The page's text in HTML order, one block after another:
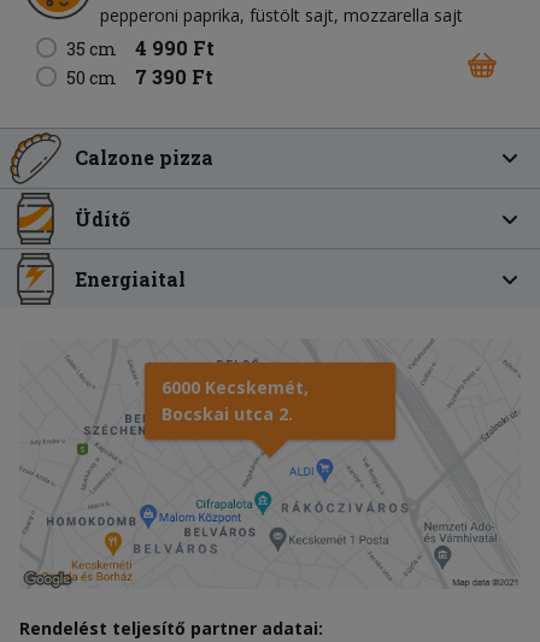
pepperoni paprika füstölt sajt mozzarella sajt
35 cm
4 990 Ft
50 cm 7 390 Ft
Calzone pizza
Üdítő
Energiaital
6000 Kecskemét,
Bocskai utca 2.
Rendelést teljesítő partner adatai: